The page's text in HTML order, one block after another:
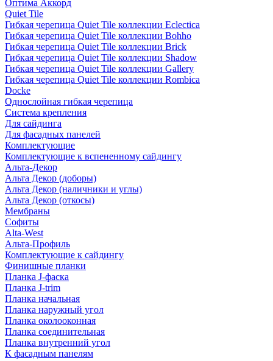
Оптима Аккорд
Quiet Tile
Гибкая черепица Quiet Tile коллекции Eclectica
Гибкая черепица Quiet Tile коллекции Bohho
Гибкая черепица Quiet Tile коллекции Brick
Гибкая черепица Quiet Tile коллекции Shadow
Гибкая черепица Quiet Tile коллекции Gallery
Гибкая черепица Quiet Tile коллекции Rombica
Docke
Однослойная гибкая черепица
Система крепления
Для сайдинга
Для фасадных панелей
Комплектующие
Комплектующие к вспененному сайдингу
Альта-Декор
Альта Декор (доборы)
Альта Декор (наличники и углы)
Альта Декор (откосы)
Мембраны
Софиты
Alta-West
Альта-Профиль
Комплектующие к сайдингу
Финишные планки
Планка J-фаска
Планка J-trim
Планка начальная
Планка наружный угол
Планка околооконная
Планка соединительная
Планка внутренний угол
К фасадным панелям